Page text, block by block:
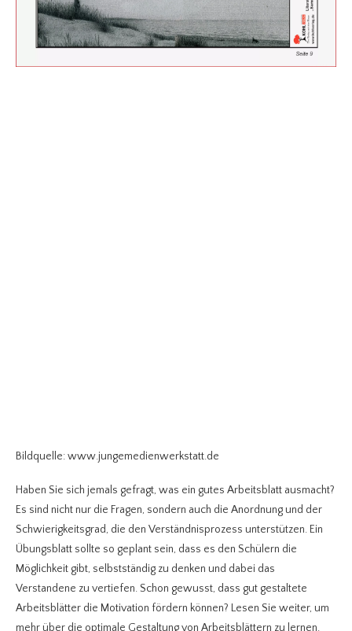
Bildquelle: www.jungemedienwerkstatt.de
Haben Sie sich jemals gefragt, was ein gutes Arbeitsblatt ausmacht?
Es sind nicht nur die Fragen, sondern auch die Anordnung und der
Schwierigkeitsgrad, die den Verständnisprozess unterstützen. Ein
Übungsblatt sollte so geplant sein, dass es den Schülern die
Möglichkeit gibt, selbstständig zu denken und dabei das
Verstandene zu vertiefen. Schon gewusst, dass gut gestaltete
Arbeitsblätter die Motivation fördern können? Lesen Sie weiter, um
mehr über die optimale Gestaltung von Arbeitsblättern zu lernen.